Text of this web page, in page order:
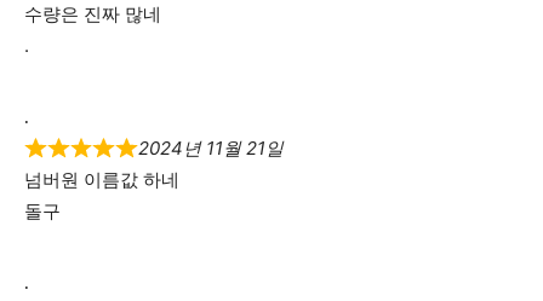
수량은 진짜 많네
.
.
2024년 11월 21일
넘버원 이름값 하네
돌구
.